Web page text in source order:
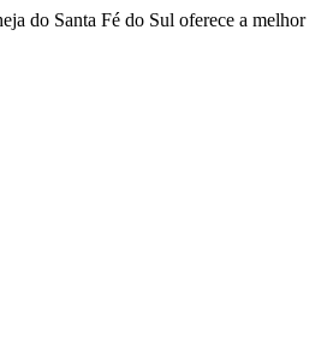
do Santa Fé do Sul oferece a melhor